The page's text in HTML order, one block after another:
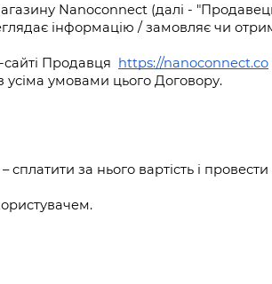
Nanoconnect (далі -
інформацію / замовляє чи
Продавця https://nanoconnect.co
умовами цього Договору.
сплатити за нього вартicть i